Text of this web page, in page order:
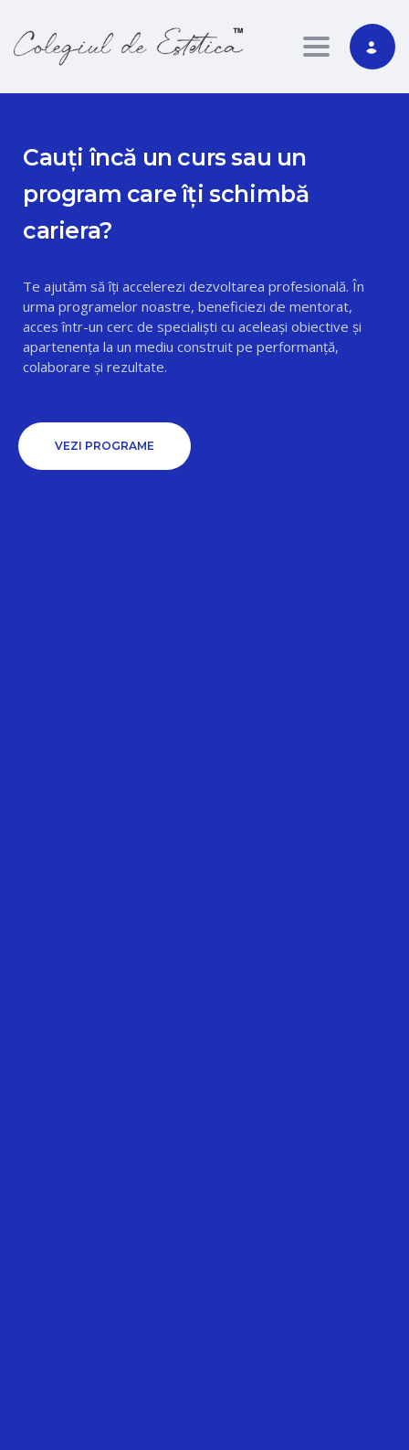
Toggle
Cauți încă un curs sau un
program care îți schimbă
cariera?
Te ajutăm să îți accelerezi dezvoltarea profesională. În
urma programelor noastre, beneficiezi de mentorat,
acces într-un cerc de specialiști cu aceleași obiective și
apartenența la un mediu construit pe performanță,
colaborare și rezultate.
VEZI PROGRAME